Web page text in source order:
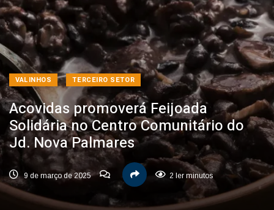
VALINHOS TERCEIRO SETOR
Acovidas promoverá Feijoada
Solidária no Centro Comunitário do
Jd. Nova Palmares
9 de março de 2025 2 ler minutos